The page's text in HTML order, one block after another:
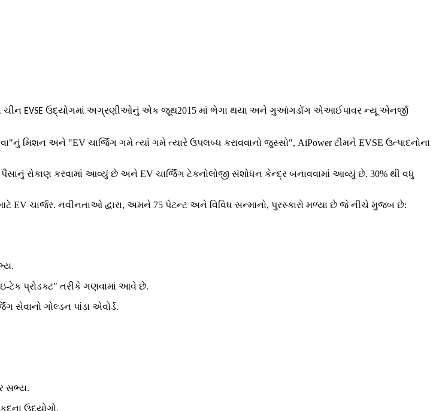
ચીન EVSE ઉદ્યોગમાં અગ્રણીઓનું એક જૂથ2015 માં ભેગા થયા અને ગુઆંગડોંગ એઆઈપાવર ન્યૂ એનર્જી
મિશન અને "EV ચાર્જિંગ ગમે ત્યાં ગમે ત્યારે ઉપલબ્ધ કરાવવાનો જુસ્સો", AiPower ટીમને EVSE ઉત્પાદનોના
રોકાણ કરવામાં આવ્યું છે અને EV ચાર્જિંગ ટેકનોલોજી સંશોધન કેન્દ્ર બનાવવામાં આવ્યું છે. 30% થી વધુ
EV ચાર્જર. નવીનતાઓ દ્વારા, અમને 75 પેટન્ટ અને વિવિધ સન્માનો, પુરસ્કારો મળ્યા છે જે નીચે મુજબ છે:
ટેક પ્રોડક્ટ" તરીકે ગણવામાં આવે છે.
સેવાનો ગોલ્ડન પાંડા એવોર્ડ.
સભ્ય.
ઉદ્યોગો.